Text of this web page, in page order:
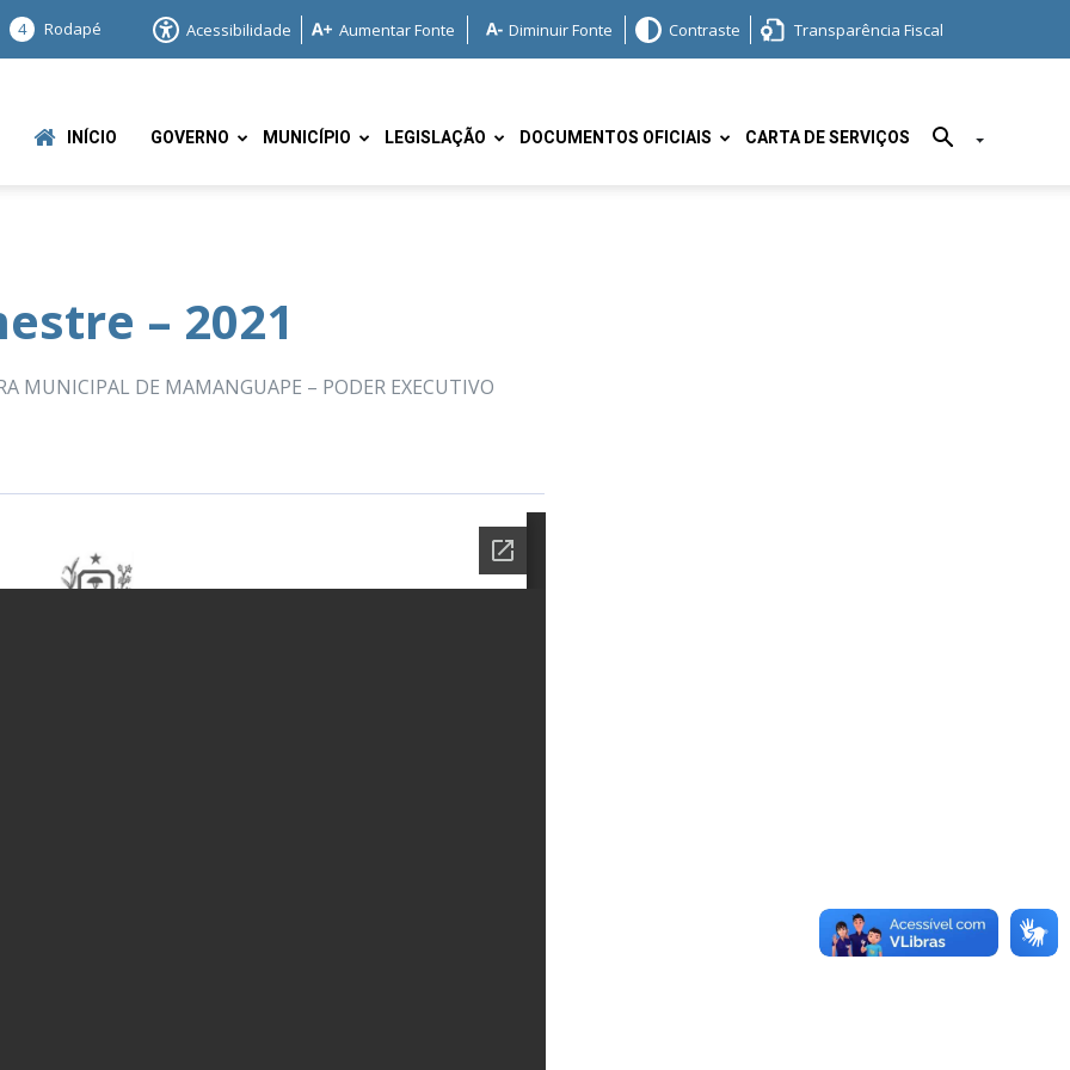
4 Rodapé Acessibilidade Aumentar Fonte Diminuir Fonte Contraste Transparência Fiscal
INÍCIO GOVERNO MUNICÍPIO LEGISLAÇÃO DOCUMENTOS OFICIAIS CARTA DE SERVIÇOS
– 2021
MUNICIPAL DE MAMANGUAPE – PODER EXECUTIVO